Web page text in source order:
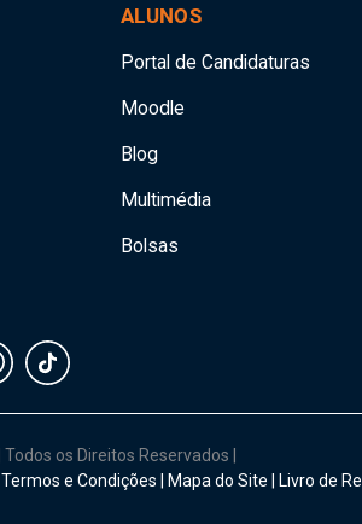
ALUNOS
Portal de Candidaturas
Moodle
Blog
Multimédia
Bolsas
Todos os Direitos Reservados
Termos e Condições Mapa do Site Livro de